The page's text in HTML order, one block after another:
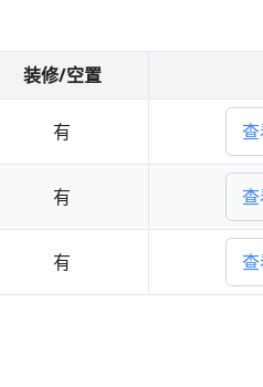
装修/空置
有
有
有